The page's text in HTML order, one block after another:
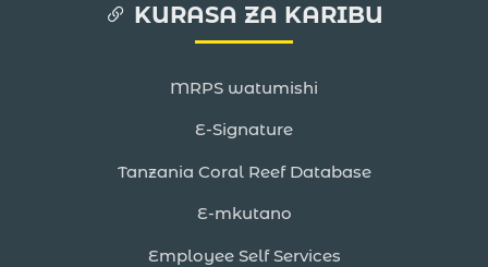
KURASA ZA KARIBU
MRPS watumishi
E-Signature
Tanzania Coral Reef Database
E-mkutano
Employee Self Services